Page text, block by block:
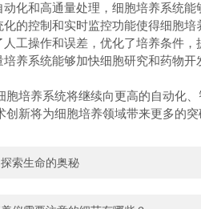
和高通量处理，细胞培养系统能
控制和实时监控功能使得细胞培
操作和误差，优化了培养条件，
系统能够加快细胞研究和药物开
养系统将继续向更高的自动化、
新将为细胞培养领域带来更多的
索生命的奥秘